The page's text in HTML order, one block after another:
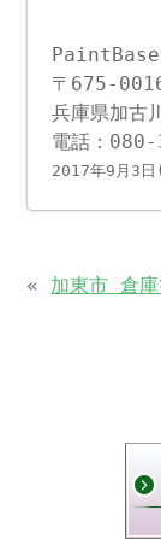
〒675-
兵庫県加古
電話：
2017年9月3
« 加東市 倉